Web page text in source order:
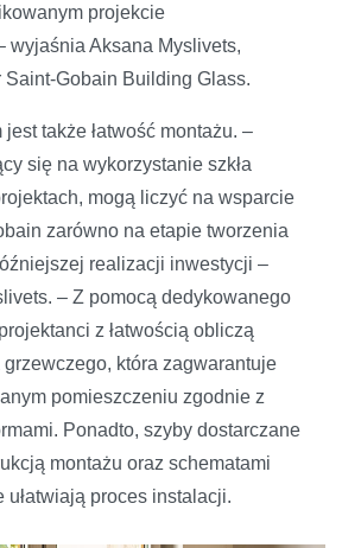
projekcie
wyjaśnia Aksana Myslivets,
Saint-Gobain Building Glass.
także łatwość montażu. –
się na wykorzystanie szkła
mogą liczyć na wsparcie
zarówno na etapie tworzenia
realizacji inwestycji –
– Z pomocą dedykowanego
z łatwością obliczą
grzewczego, która zagwarantuje
pomieszczeniu zgodnie z
Ponadto, szyby dostarczane
montażu oraz schematami
ułatwiają proces instalacji.